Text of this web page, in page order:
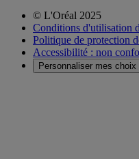
© L'Oréal 2025
Conditions d'utilisation
Politique de protection
Accessibilité : non
Personnaliser mes choix